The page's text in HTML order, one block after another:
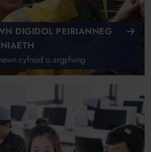
DIGIDOL PEIRIANNEG
cyfnod o argyfwng